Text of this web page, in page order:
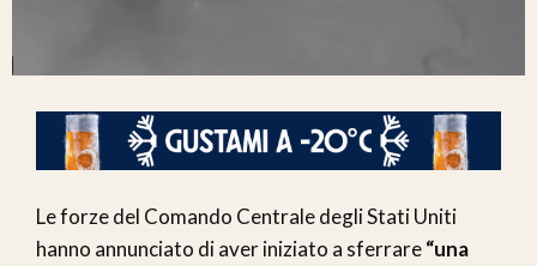
Le forze del Comando Centrale degli Stati Uniti
hanno annunciato di aver iniziato a sferrare“una